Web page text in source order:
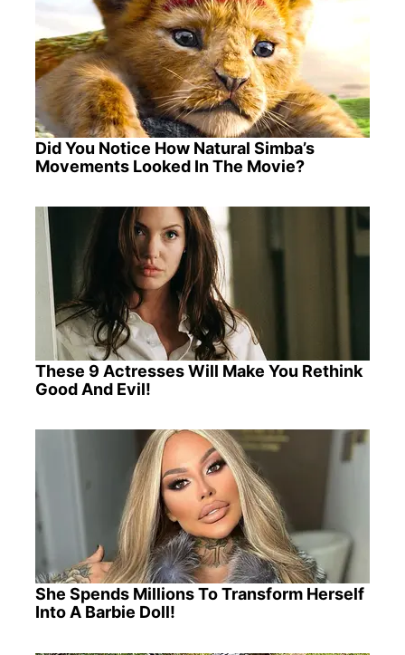
Did You Notice How Natural Simba’s
Movements Looked In The Movie?
These 9 Actresses Will Make You Rethink
Good And Evil!
She Spends Millions To Transform Herself
Into A Barbie Doll!